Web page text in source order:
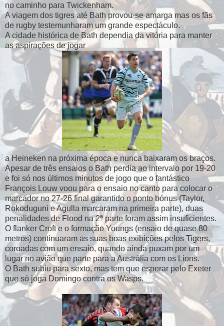
no caminho para Twickenham.
A viagem dos tigres até Bath provou-se amarga mas os fãs
de rugby testemunharam um grande espectáculo.
A cidade histórica de Bath dependia da vitória para manter
as aspirações de jogar
a Heineken na próxima época e nunca baixaram os braços.
Apesar de três ensaios o Bath perdia ao intervalo por 19-20
e foi só nos últimos minutos de jogo que o fantástico
François Louw voou para o ensaio no canto para colocar o
marcador no 27-26 final garantido o ponto bónus (Taylor,
Rokoduguni e Agulla marcaram na primeira parte), duas
penalidades de Flood na 2ª parte foram assim insuficientes.
O flanker Croft e o formação Youngs (ensaio de quase 80
metros) continuaram as suas boas exibições pelos Tigers,
coroadas com um ensaio, quando ainda puxam por um
lugar no avião que parte para a Austrália com os Lions.
O Bath subiu para sexto, mas tem que esperar pelo Exeter
que só joga Domingo contra os Wasps.